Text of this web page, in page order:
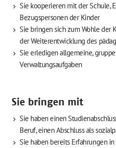
Sie kooperieren mit der Schule,
Bezugspersonen der Kinder
Sie bringen sich zum Wohle der
der Weiterentwicklung des
Sie erledigen allgemeine,
Verwaltungsaufgaben
Sie bringen mit
Sie haben einen
Beruf, einen Abschluss als
Sie haben bereits Erfahrungen